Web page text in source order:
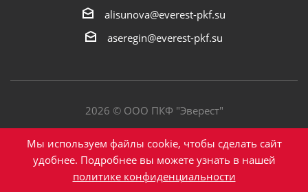
alisunova@everest-pkf.su
aseregin@everest-pkf.su
2026 © ООО ПКФ "Эверест"
Политика конфиденциальности
Мы используем файлы cookie, чтобы сделать сайт
удобнее. Подробнее вы можете узнать в нашей
политике конфиденциальности